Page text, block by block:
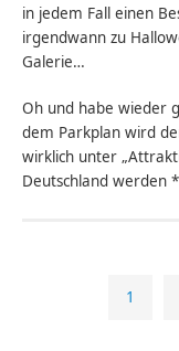
in jedem Fall einen
irgendwann zu
Galerie…
Oh und habe wieder
dem Parkplan wird
wirklich unter
Deutschland werden
1